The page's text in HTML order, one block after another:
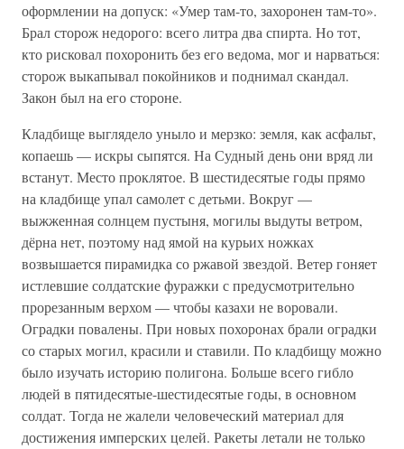
оформлении на допуск: «Умер там-то, захоронен там-то».
Брал сторож недорого: всего литра два спирта. Но тот,
кто рисковал похоронить без его ведома, мог и нарваться:
сторож выкапывал покойников и поднимал скандал.
Закон был на его стороне.
Кладбище выглядело уныло и мерзко: земля, как асфальт,
копаешь — искры сыпятся. На Судный день они вряд ли
встанут. Место проклятое. В шестидесятые годы прямо
на кладбище упал самолет с детьми. Вокруг —
выжженная солнцем пустыня, могилы выдуты ветром,
дёрна нет, поэтому над ямой на курьих ножках
возвышается пирамидка со ржавой звездой. Ветер гоняет
истлевшие солдатские фуражки с предусмотрительно
прорезанным верхом — чтобы казахи не воровали.
Оградки повалены. При новых похоронах брали оградки
со старых могил, красили и ставили. По кладбищу можно
было изучать историю полигона. Больше всего гибло
людей в пятидесятые-шестидесятые годы, в основном
солдат. Тогда не жалели человеческий материал для
достижения имперских целей. Ракеты летали не только